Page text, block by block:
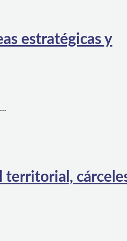
estratégicas y